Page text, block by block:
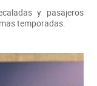
y pasajeros
temporadas.